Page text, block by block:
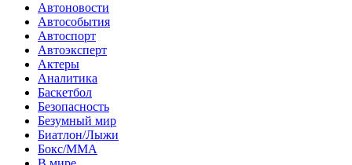
Автоновости
Автособытия
Автоспорт
Автоэксперт
Актеры
Аналитика
Баскетбол
Безопасность
Безумный мир
Биатлон/Лыжи
Бокс/MMA